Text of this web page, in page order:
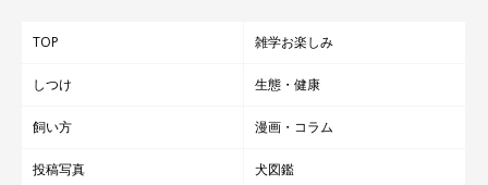
TOP 雑学お楽しみ
しつけ 生態・健康
飼い方 漫画・コラム
投稿写真 犬図鑑